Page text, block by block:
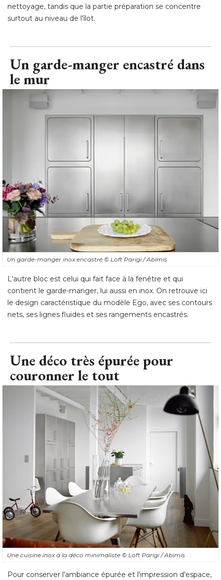
nettoyage, tandis que la partie préparation se concentre
surtout au niveau de l'îlot.
Un garde-manger encastré dans
le mur
Un garde-manger inox encastré © Loft Parigi / Abimis
L'autre bloc est celui qui fait face à la fenêtre et qui
contient le garde-manger, lui aussi en inox. On retrouve ici
le design caractéristique du modèle Ego, avec ses contours
nets, ses lignes fluides et ses rangements encastrés.
Une déco très épurée pour
couronner le tout
Une cuisine inox à la déco minimaliste © Loft Parigi / Abimis
Pour conserver l'ambiance épurée et l'impression d'espace,